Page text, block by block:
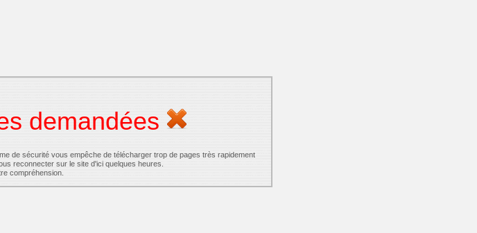
demandées
de sécurité vous empêche de télécharger trop de pages très rapidement
reconnecter sur le site d'ici quelques heures.
compréhension.